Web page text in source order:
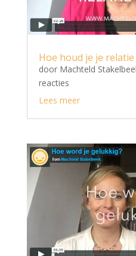
Hoe houd je je relatie
door Machteld
reacties
Lees meer